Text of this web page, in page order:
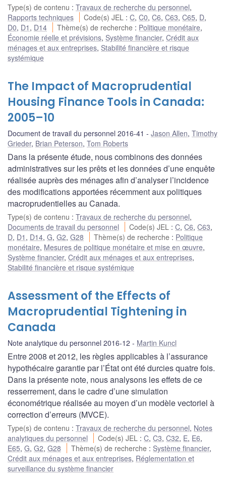
Type(s) de contenu : Travaux de recherche du personnel,
Rapports techniques
Code(s) JEL :C,C0,C6,C63,C65, D,
D0, D1 , D14 Thème(s) de recherche : Politique monétaire,
Économie réelle et prévisions, Système financier, Crédit aux
ménages et aux entreprises, Stabilité financière et risque
systémique
The Impact of Macroprudential
Housing Finance Tools in Canada:
2005–10
Document de travail du personnel 2016-41 Jason Allen, Timothy
Grieder, Brian Peterson, Tom Roberts
Dans la présente étude, nous combinons des données
administratives sur les prêts et les données d’une enquête
réalisée auprès des ménages afin d’analyser l’incidence
des modifications apportées récemment aux politiques
macroprudentielles au Canada.
Type(s) de contenu : Travaux de recherche du personnel,
Documents de travail du personnel
Code(s) JEL :C,C6,C63,
D, D1 , D14, G, G2, G28 Thème(s) de recherche : Politique
monétaire, Mesures de politique monétaire et mise en œuvre,
Système financier, Crédit aux ménages et aux entreprises,
Stabilité financière et risque systémique
Assessment of the Effects of
Macroprudential Tightening in
Canada
Note analytique du personnel 2016-12 Martin Kuncl
Entre 2008 et 2012, les règles applicables à l’assurance
hypothécaire garantie par l’État ont été durcies quatre fois.
Dans la présente note, nous analysons les effets de ce
resserrement, dans le cadre d’une simulation
économétrique réalisée au moyen d’un modèle vectoriel à
correction d’erreurs (MVCE).
Type(s) de contenu : Travaux de recherche du personnel, Notes
analytiques du personnel
Code(s) JEL :C,C3,C32, E, E6,
E65, G, G2, G28 Thème(s) de recherche : Système financier,
Crédit aux ménages et aux entreprises, Réglementation et
surveillance du système financier